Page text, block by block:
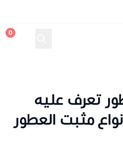
0
تعرف عليه
مثبت العطور